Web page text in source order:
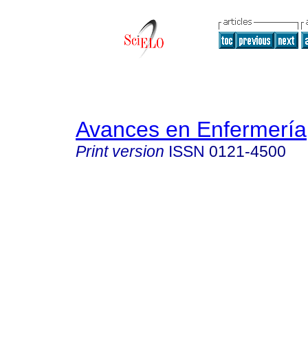
Avances en Enfermería
Print version ISSN 0121-4500